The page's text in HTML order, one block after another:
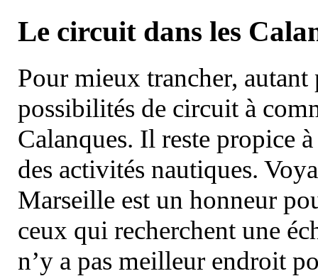
Le circuit dans les
Pour mieux trancher, autant
possibilités de circuit à
Calanques. Il reste propice
des activités nautiques.
Marseille est un honneur
ceux qui recherchent une
n’y a pas meilleur endroit